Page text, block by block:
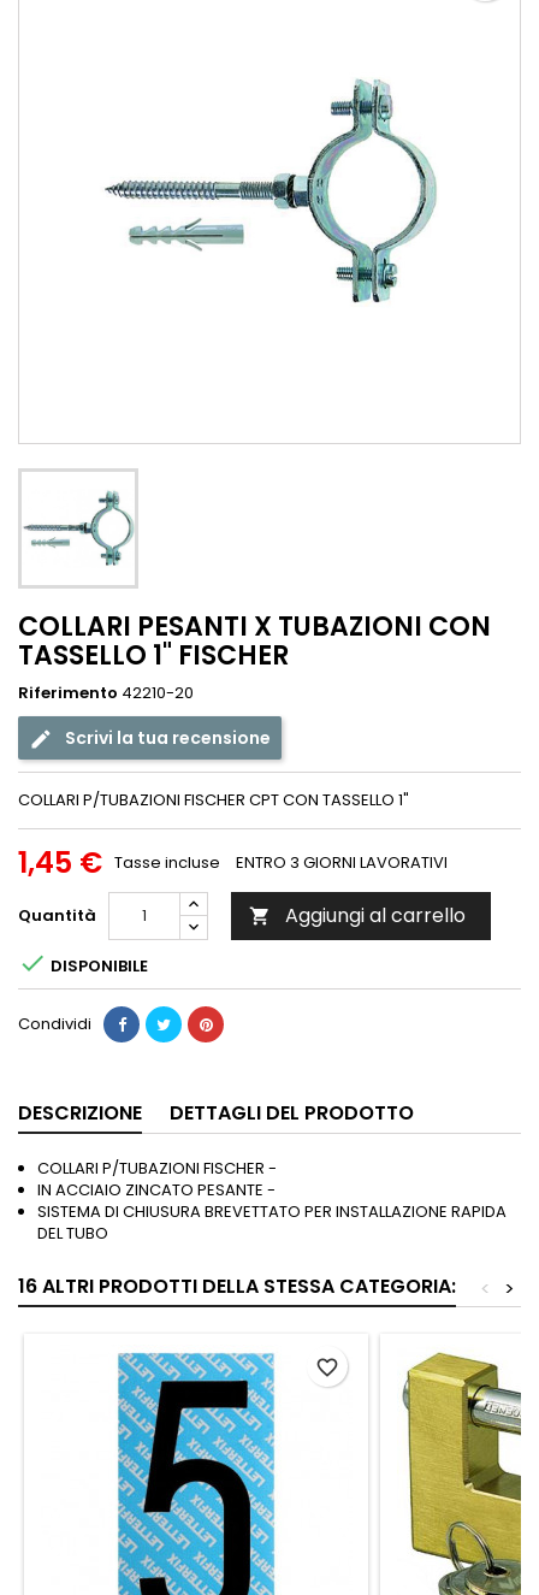
COLLARI PESANTI X TUBAZIONI CON
TASSELLO 1" FISCHER
Riferimento 42210-20
Scrivi la tua recensione
COLLARI P/TUBAZIONI FISCHER CPT CON TASSELLO 1"
1,45 € Tasse incluse ENTRO 3 GIORNI LAVORATIVI
Quantità  Aggiungi al carrello
 DISPONIBILE
Condividi
DESCRIZIONE DETTAGLI DEL PRODOTTO
COLLARI P/TUBAZIONI FISCHER -
IN ACCIAIO ZINCATO PESANTE -
SISTEMA DI CHIUSURA BREVETTATO PER INSTALLAZIONE RAPIDA
DEL TUBO
16 ALTRI PRODOTTI DELLA STESSA CATEGORIA: >
<
favorite_border